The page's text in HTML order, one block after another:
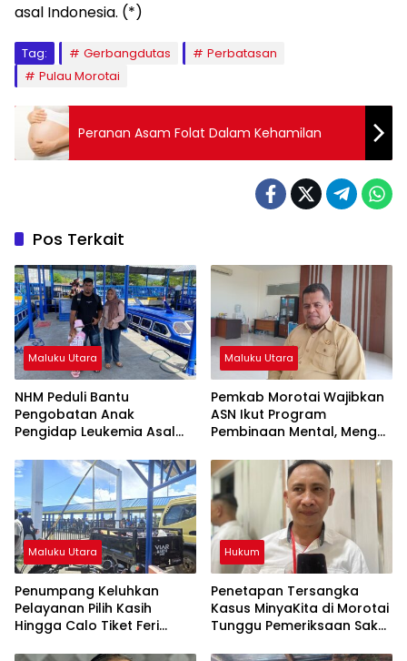
asal Indonesia. (*)
Tag: Gerbangdutas
Perbatasan
Pulau Morotai
Peranan Asam Folat Dalam Kehamilan
Pos Terkait
Maluku Utara
NHM Peduli Bantu
Pengobatan Anak
Pengidap Leukemia Asal
Maluku Utara
Pemkab Morotai Wajibkan
ASN Ikut Program
Pembinaan Mental, Mengaji
Maluku Utara
Penumpang Keluhkan
Pelayanan Pilih Kasih
Hingga Calo Tiket Feri
Hukum
Penetapan Tersangka
Kasus MinyaKita di Morotai
Tunggu Pemeriksaan Saksi